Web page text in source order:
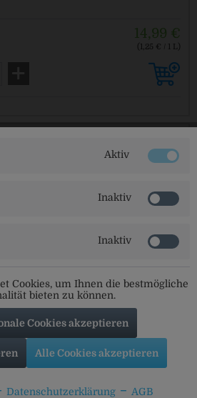
14,99 €
(1,25 € / 1 L)
Zero + gratis Strohhut
12,99 €
11,49 €
MEHRWEG zzgl. Pfand: 3,30 € *
Aktiv
Inaktiv
Inaktiv
Cookies, um Ihnen die bestmögliche
bieten zu können.
Cookies akzeptieren
Alle Cookies akzeptieren
Datenschutzerklärung AGB